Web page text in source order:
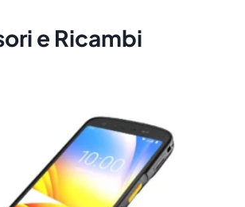
e Ricambi